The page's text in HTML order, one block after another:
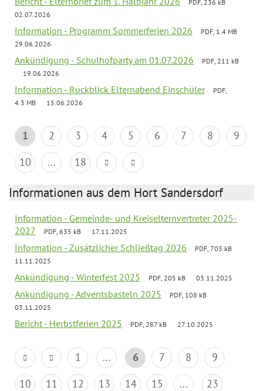
PDF, 236 kB
02.07.2026
Information - Programm Sommerferien 2026
PDF, 1.4 MB
29.06.2026
Ankündigung - Schulhofparty am 01.07.2026
PDF, 211 kB
19.06.2026
Information - Rückblick Elternabend Einschüler
PDF,
4.3 MB
15.06.2026
1 2 3 4 5 6 7 8
9
10
... 18
Informationen aus dem Hort Sandersdorf
Information - Gemeinde- und Kreiselternvertreter 2025-
2027
PDF, 635 kB 17.11.2025
Information - Zusätzlicher Schließtag 2026
PDF, 703 kB
11.11.2025
Ankündigung - Winterfest 2025 PDF, 205 kB 03.11.2025
Ankündigung - Adventsbasteln 2025
PDF, 108 kB
03.11.2025
Bericht - Herbstferien 2025 PDF, 287 kB 27.10.2025
1 ... 6 7 8
9
10
11 12 13 14 15 ... 23